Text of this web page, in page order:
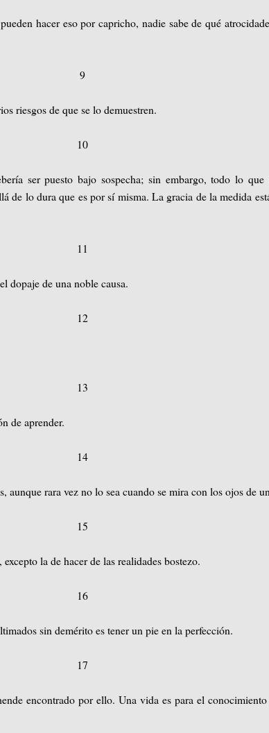
hacer eso por capricho, nadie sabe de qué
9
riesgos de que se lo demuestren.
10
ser puesto bajo sospecha; sin embargo, todo lo que
de lo dura que es por sí misma. La gracia de la medida
11
dopaje de una noble causa.
12
13
de aprender.
14
aunque rara vez no lo sea cuando se mira con los ojos de
15
la de hacer de las realidades bostezo.
16
sin demérito es tener un pie en la perfección.
17
encontrado por ello. Una vida es para el